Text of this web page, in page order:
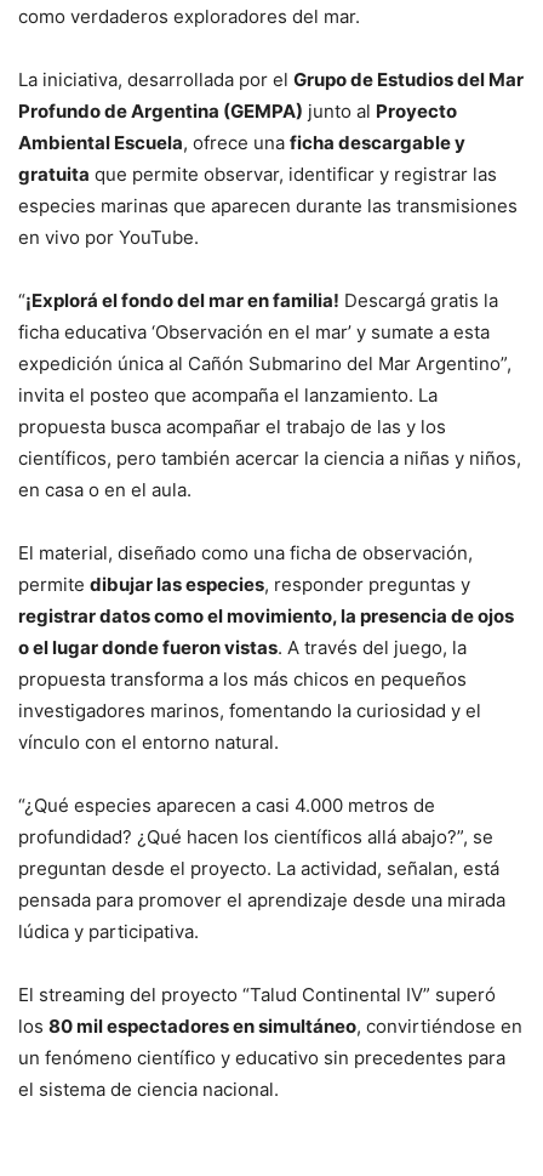
como verdaderos exploradores del mar.
La iniciativa, desarrollada por el Grupo de Estudios del Mar
Profundo de Argentina (GEMPA) junto al Proyecto
Ambiental Escuela, ofrece una ficha descargable y
gratuita que permite observar, identificar y registrar las
especies marinas que aparecen durante las transmisiones
en vivo por YouTube.
“¡Explorá el fondo del mar en familia! Descargá gratis la
ficha educativa ‘Observación en el mar’ y sumate a esta
expedición única al Cañón Submarino del Mar Argentino”,
invita el posteo que acompaña el lanzamiento. La
propuesta busca acompañar el trabajo de las y los
científicos, pero también acercar la ciencia a niñas y niños,
en casa o en el aula.
El material, diseñado como una ficha de observación,
permite dibujar las especies, responder preguntas y
registrar datos como el movimiento, la presencia de ojos
o el lugar donde fueron vistas. A través del juego, la
propuesta transforma a los más chicos en pequeños
investigadores marinos, fomentando la curiosidad y el
vínculo con el entorno natural.
“¿Qué especies aparecen a casi 4.000 metros de
profundidad? ¿Qué hacen los científicos allá abajo?”, se
preguntan desde el proyecto. La actividad, señalan, está
pensada para promover el aprendizaje desde una mirada
lúdica y participativa.
El streaming del proyecto “Talud Continental IV” superó
los 80 mil espectadores en simultáneo, convirtiéndose en
un fenómeno científico y educativo sin precedentes para
el sistema de ciencia nacional.